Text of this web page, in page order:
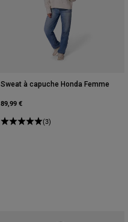
Sweat à capuche Honda Femme
89,99 €
(3)